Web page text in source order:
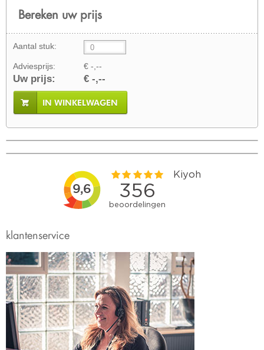
Bereken uw prijs
Aantal stuk:
Adviesprijs: € -,--
Uw prijs: € -,--
IN WINKELWAGEN
klantenservice